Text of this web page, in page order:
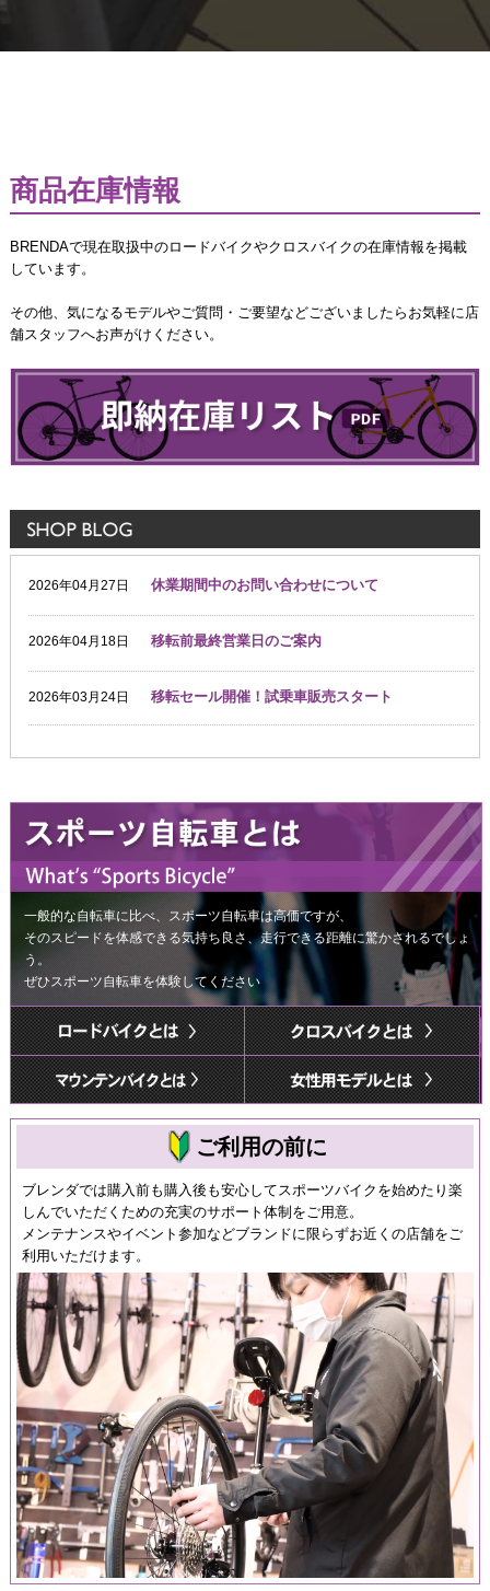
商品在庫情報
BRENDAで現在取扱中のロードバイクやクロスバイクの在庫情報を掲載
しています。
その他、気になるモデルやご質問・ご要望などございましたらお気軽に店
舗スタッフへお声がけください。
一般的な自転車に比べ、スポーツ自転車は高価ですが、
そのスピードを体感できる気持ち良さ、走行できる距離に驚かされるでしょ
う。
ぜひスポーツ自転車を体験してください
ご利用の前に
ブレンダでは購入前も購入後も安心してスポーツバイクを始めたり楽
しんでいただくための充実のサポート体制をご用意。
メンテナンスやイベント参加などブランドに限らずお近くの店舗をご
利用いただけます。